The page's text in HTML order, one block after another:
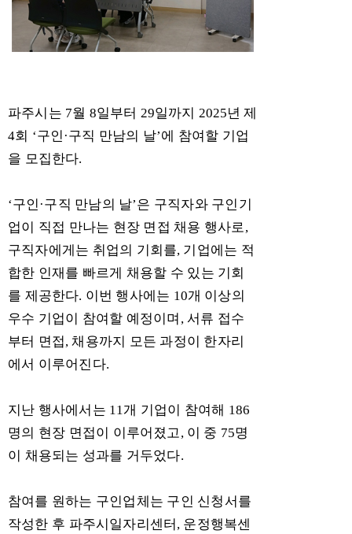
파주시는 7월 8일부터 29일까지 2025년 제
4회 ‘구인 ·구직 만남의 날’에 참여할 기업
을 모집한다.
‘구인 ·구직 만남의 날’은 구직자와 구인기
업이 직접 만나는 현장 면접 채용 행사로,
구직자에게는 취업의 기회를, 기업에는 적
합한 인재를 빠르게 채용할 수 있는 기회
를 제공한다. 이번 행사에는 10개 이상의
우수 기업이 참여할 예정이며 , 서류 접수
부터 면접,채용까지 모든 과정이 한자리
에서 이루어진다.
지난 행사에서는 11개 기업이 참여해 186
명의 현장 면접이 이루어졌고, 이 중 75명
이 채용되는 성과를 거두었다.
참여를 원하는 구인업체는 구인 신청서를
작성한 후 파주시일자리센터 , 운정행복센